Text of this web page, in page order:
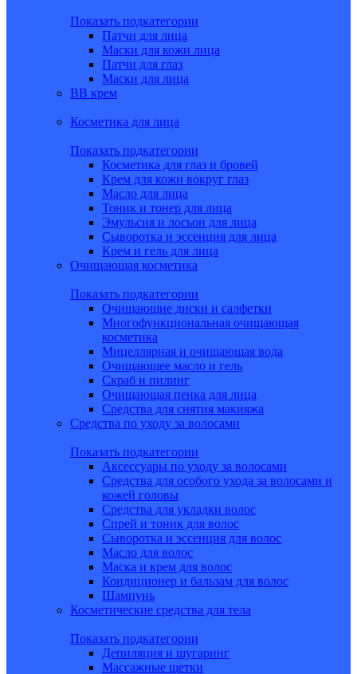
Показать подкатегории
Патчи для лица
Маски для кожи лица
Патчи для глаз
Маски для лица
BB крем
Косметика для лица
Показать подкатегории
Косметика для глаз и бровей
Крем для кожи вокруг глаз
Масло для лица
Тоник и тонер для лица
Эмульсия и лосьон для лица
Сыворотка и эссенция для лица
Крем и гель для лица
Очищающая косметика
Показать подкатегории
Очищающие диски и салфетки
Многофункциональная очищающая
косметика
Мицеллярная и очищающая вода
Очищающее масло и гель
Скраб и пилинг
Очищающая пенка для лица
Средства для снятия макияжа
Средства по уходу за волосами
Показать подкатегории
Аксессуары по уходу за волосами
Средства для особого ухода за волосами и
кожей головы
Средства для укладки волос
Спрей и тоник для волос
Сыворотка и эссенция для волос
Масло для волос
Маска и крем для волос
Кондиционер и бальзам для волос
Шампунь
Косметические средства для тела
Показать подкатегории
Депиляция и шугаринг
Массажные щетки